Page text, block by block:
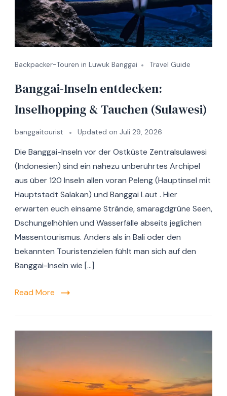
Backpacker-Touren in Luwuk Banggai Travel Guide
Banggai-Inseln entdecken:
Inselhopping & Tauchen (Sulawesi)
banggaitourist Updated on Juli 29, 2026
Die Banggai-Inseln vor der Ostküste Zentralsulawesi
(Indonesien) sind ein nahezu unberührtes Archipel
aus über 120 Inseln allen voran Peleng (Hauptinsel mit
Hauptstadt Salakan) und Banggai Laut . Hier
erwarten euch einsame Strände, smaragdgrüne Seen,
Dschungelhöhlen und Wasserfälle abseits jeglichen
Massentourismus. Anders als in Bali oder den
bekannten Touristenzielen fühlt man sich auf den
Banggai-Inseln wie […]
Read More